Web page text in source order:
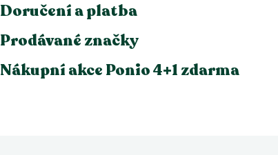
Doručení a platba
Prodávané značky
Nákupní akce Ponio 4+1 zdarma